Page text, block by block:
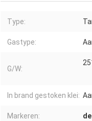
Type:
Gastype:
G/W:
In brand gestoken klei:
Markeren: